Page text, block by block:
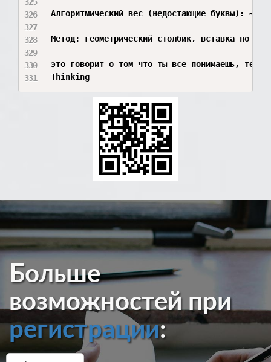
Больше
возможностей при
регистрации: